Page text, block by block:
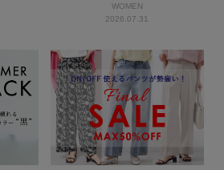
WOMEN
2026.07.31